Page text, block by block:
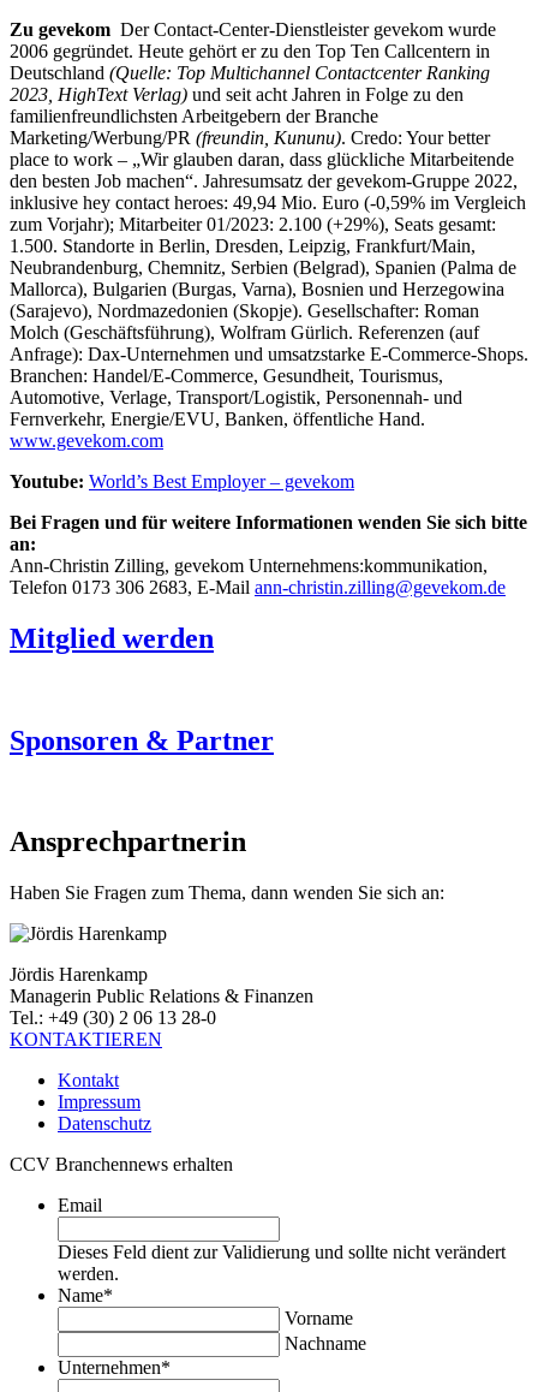
Zu gevekom Der Contact-Center-Dienstleister gevekom wurde
2006 gegründet. Heute gehört er zu den Top Ten Callcentern in
Deutschland (Quelle: Top Multichannel Contactcenter Ranking
2023, HighText Verlag) und seit acht Jahren in Folge zu den
familienfreundlichsten Arbeitgebern der Branche
Marketing/Werbung/PR (freundin, Kununu). Credo: Your better
place to work – „Wir glauben daran, dass glückliche Mitarbeitende
den besten Job machen“. Jahresumsatz der gevekom-Gruppe 2022,
inklusive hey contact heroes: 49,94 Mio. Euro (-0,59% im Vergleich
zum Vorjahr); Mitarbeiter 01/2023: 2.100 (+29%), Seats gesamt:
1.500. Standorte in Berlin, Dresden, Leipzig, Frankfurt/Main,
Neubrandenburg, Chemnitz, Serbien (Belgrad), Spanien (Palma de
Mallorca), Bulgarien (Burgas, Varna), Bosnien und Herzegowina
(Sarajevo), Nordmazedonien (Skopje). Gesellschafter: Roman
Molch (Geschäftsführung), Wolfram Gürlich. Referenzen (auf
Anfrage): Dax-Unternehmen und umsatzstarke E-Commerce-Shops.
Branchen: Handel/E-Commerce, Gesundheit, Tourismus,
Automotive, Verlage, Transport/Logistik, Personennah- und
Fernverkehr, Energie/EVU, Banken, öffentliche Hand.
www.gevekom.com
Youtube: World’s Best Employer – gevekom
Bei Fragen und für weitere Informationen wenden Sie sich bitte
an:
Ann-Christin Zilling, gevekom Unternehmens:kommunikation,
Telefon 0173 306 2683, E-Mail ann-christin.zilling@gevekom.de
Mitglied werden
Sponsoren & Partner
Ansprechpartnerin
Haben Sie Fragen zum Thema, dann wenden Sie sich an:
Jördis Harenkamp
Managerin Public Relations & Finanzen
Tel.: +49 (30) 2 06 13 28-0
KONTAKTIEREN
Kontakt
Impressum
Datenschutz
CCV Branchennews erhalten
Email
Dieses Feld dient zur Validierung und sollte nicht verändert
werden.
Name*
Vorname
Nachname
Unternehmen*